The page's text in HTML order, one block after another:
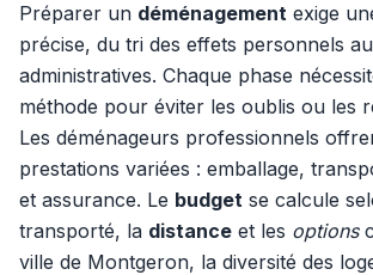
Préparer un déménagement exige
précise, du tri des effets personnels
administratives. Chaque phase
méthode pour éviter les oublis ou les
Les déménageurs professionnels
prestations variées : emballage,
et assurance. Le budget se calcule
transporté, la distance et les options
ville de Montgeron, la diversité des